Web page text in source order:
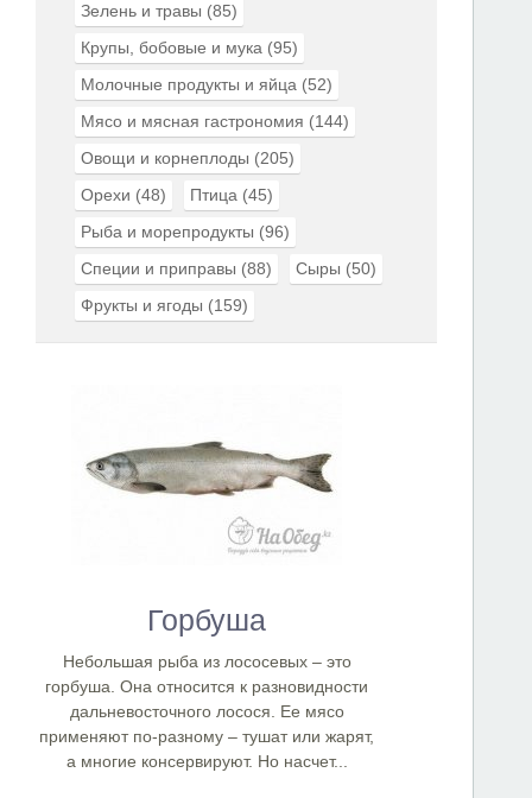
Зелень и травы (85)
Крупы, бобовые и мука (95)
Молочные продукты и яйца (52)
Мясо и мясная гастрономия (144)
Овощи и корнеплоды (205)
Орехи (48) Птица (45)
Рыба и морепродукты (96)
Специи и приправы (88) Сыры (50)
Фрукты и ягоды (159)
Горбуша
Небольшая рыба из лососевых – это
горбуша. Она относится к разновидности
дальневосточного лосося. Ее мясо
применяют по-разному – тушат или жарят,
а многие консервируют. Но насчет...